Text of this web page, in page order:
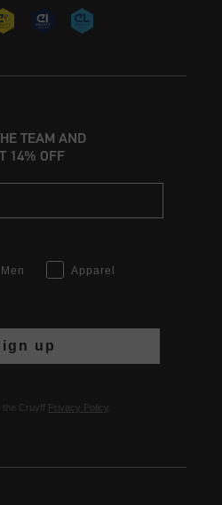
TEAM AND
14% OFF
Men
Apparel
up
the Cruyff Privacy Policy